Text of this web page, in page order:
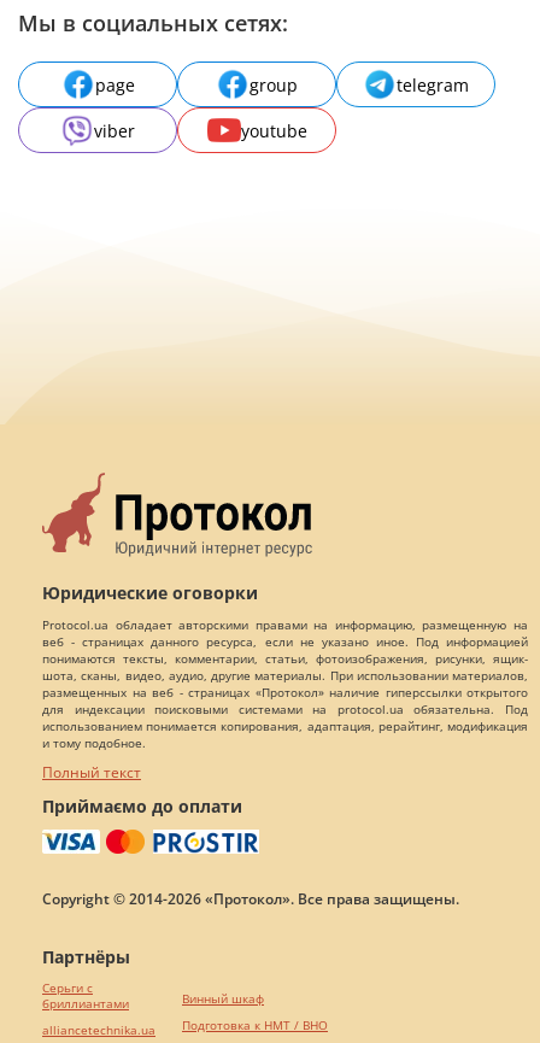
Мы в социальных сетях:
page group
telegram
viber
youtube
Юридические оговорки
Protocol.ua обладает авторскими правами на информацию, размещенную на
веб - страницах данного ресурса, если не указано иное. Под информацией
понимаются тексты, комментарии, статьи, фотоизображения, рисунки, ящик-
шота, сканы, видео, аудио, другие материалы. При использовании материалов,
размещенных на веб - страницах «Протокол» наличие гиперссылки открытого
для индексации поисковыми системами на protocol.ua обязательна. Под
использованием понимается копирования, адаптация, рерайтинг, модификация
и тому подобное.
Полный текст
Приймаємо до оплати
Copyright © 2014-2026 «Протокол». Все права защищены.
Партнёры
Серьги с
бриллиантами
alliancetechnika.ua
Винный шкаф
Подготовка к НМТ / ВНО